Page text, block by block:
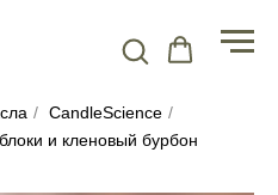
/ CandleScience /
и кленовый бурбон